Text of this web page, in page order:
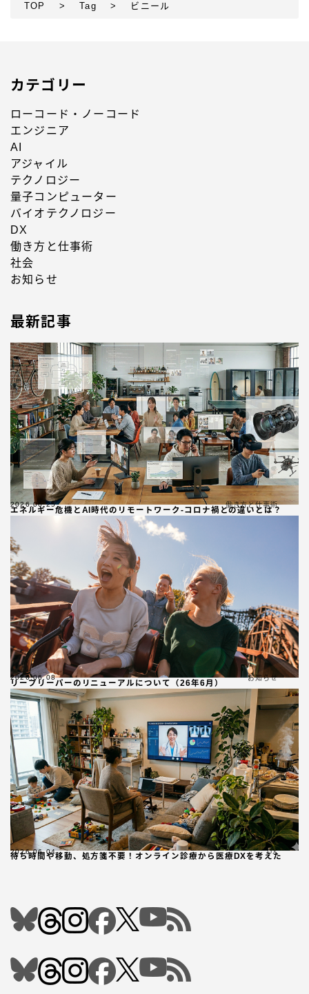
TOP > Tag > ビニール
カテゴリー
ローコード・ノーコード
エンジニア
AI
アジャイル
テクノロジー
量子コンピューター
バイオテクノロジー
DX
働き方と仕事術
社会
お知らせ
最新記事
エネルギー危機とAI時代のリモートワーク-コロナ禍との違いとは？
2026.06.25 働き方と仕事術
リープリーパーのリニューアルについて（26年6月）
2026.06.08 お知らせ
待ち時間や移動、処方箋不要！オンライン診療から医療DXを考えた
2026.06.04 DX